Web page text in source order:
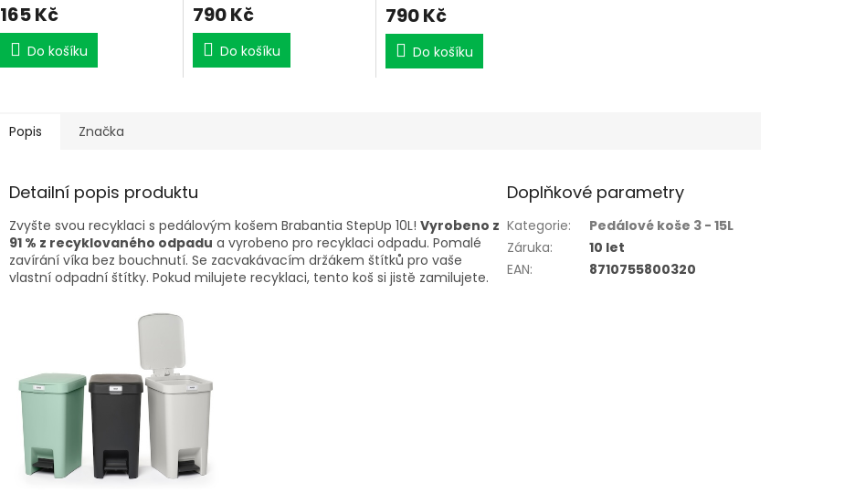
165 Kč
Do košíku
790 Kč
Do košíku
790 Kč
Do košíku
Popis Značka
Detailní popis produktu
Zvyšte svou recyklaci s pedálovým košem Brabantia StepUp 10L! Vyrobeno z
91 % z recyklovaného odpadu a vyrobeno pro recyklaci odpadu. Pomalé
zavírání víka bez bouchnutí. Se zacvakávacím držákem štítků pro vaše
vlastní odpadní štítky. Pokud milujete recyklaci, tento koš si jistě zamilujete.
Doplňkové parametry
Kategorie:
Pedálové koše 3 - 15L
Záruka:
10 let
EAN: 8710755800320